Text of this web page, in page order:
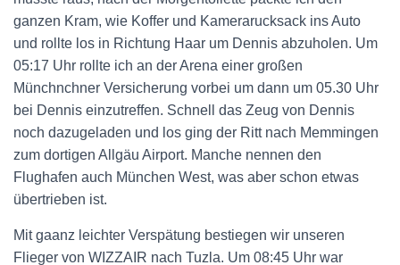
ganzen Kram, wie Koffer und Kamerarucksack ins Auto
und rollte los in Richtung Haar um Dennis abzuholen. Um
05:17 Uhr rollte ich an der Arena einer großen
Münchnchner Versicherung vorbei um dann um 05.30 Uhr
bei Dennis einzutreffen. Schnell das Zeug von Dennis
noch dazugeladen und los ging der Ritt nach Memmingen
zum dortigen Allgäu Airport. Manche nennen den
Flughafen auch München West, was aber schon etwas
übertrieben ist.
Mit gaanz leichter Verspätung bestiegen wir unseren
Flieger von WIZZAIR nach Tuzla. Um 08:45 Uhr war